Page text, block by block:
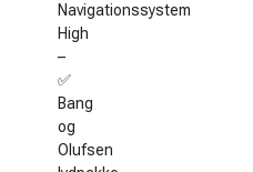
Navigationssystem
High
–
✅
Bang
og
Olufsen